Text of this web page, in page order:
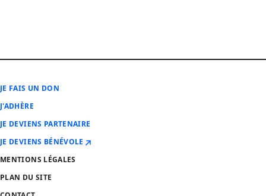
JE FAIS UN DON
J'ADHÈRE
JE DEVIENS PARTENAIRE
JE DEVIENS BÉNÉVOLE
MENTIONS LÉGALES
PLAN DU SITE